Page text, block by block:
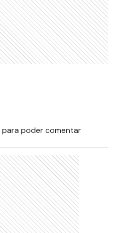
para poder comentar